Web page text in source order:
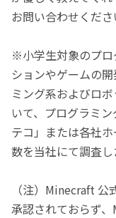
お問い合わせくださ
※小学生対象のプロ
ションやゲームの
ミング系およびロ
いて、プログラミ
テコ」または各社
数を当社にて調査し
（注）Minecraft
承認されておらず